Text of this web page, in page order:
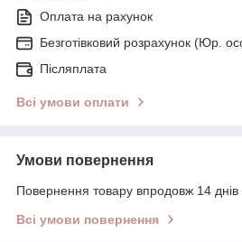
Оплата на рахунок
Безготівковий розрахунок (Юр.
Післяплата
Всі умови оплати
Умови повернення
Повернення товару впродовж 14 днів
Всі умови повернення